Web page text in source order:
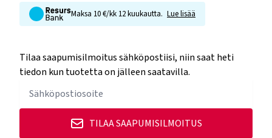
Maksa 10 €/kk 12 kuukautta. Lue lisää
Tilaa saapumisilmoitus sähköpostiisi, niin saat heti
tiedon kun tuotetta on jälleen saatavilla.
TILAA SAAPUMISILMOITUS